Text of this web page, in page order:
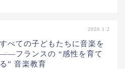
2020.1.2
すべての子どもたちに音楽を
――フランスの “感性を育て
る” 音楽教育